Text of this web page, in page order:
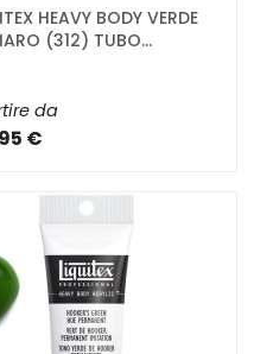
HEAVY BODY VERDE
(312) TUBO...
da
€